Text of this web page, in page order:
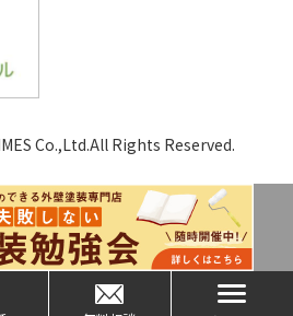
Co.,Ltd.All Rights Reserved.